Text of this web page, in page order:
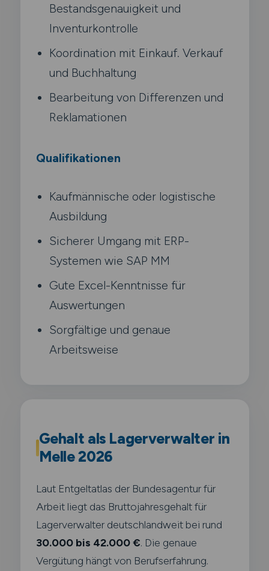
Bestandsgenauigkeit und
Inventurkontrolle
Koordination mit Einkauf. Verkauf
und Buchhaltung
Bearbeitung von Differenzen und
Reklamationen
Qualifikationen
Kaufmännische oder logistische
Ausbildung
Sicherer Umgang mit ERP-
Systemen wie SAP MM
Gute Excel-Kenntnisse für
Auswertungen
Sorgfältige und genaue
Arbeitsweise
Gehalt als Lagerverwalter in
Melle 2026
Laut Entgeltatlas der Bundesagentur für
Arbeit liegt das Bruttojahresgehalt für
Lagerverwalter deutschlandweit bei rund
30.000 bis 42.000 €. Die genaue
Vergütung hängt von Berufserfahrung.